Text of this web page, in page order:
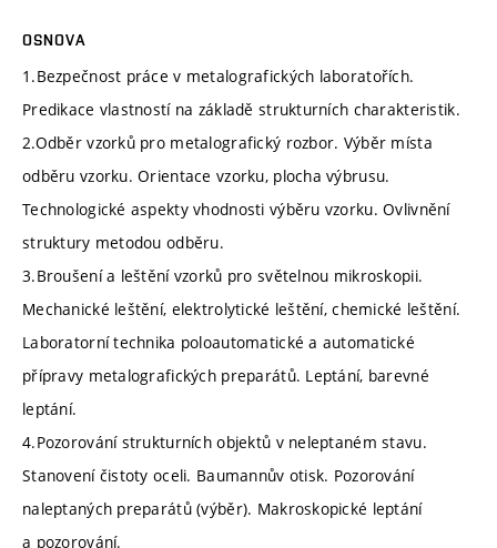
OSNOVA
1.Bezpečnost práce v metalografických laboratořích.
Predikace vlastností na základě strukturních charakteristik.
2.Odběr vzorků pro metalografický rozbor. Výběr místa
odběru vzorku. Orientace vzorku, plocha výbrusu.
Technologické aspekty vhodnosti výběru vzorku. Ovlivnění
struktury metodou odběru.
3.Broušení a leštění vzorků pro světelnou mikroskopii.
Mechanické leštění, elektrolytické leštění, chemické leštění.
Laboratorní technika poloautomatické a automatické
přípravy metalografických preparátů. Leptání, barevné
leptání.
4.Pozorování strukturních objektů v neleptaném stavu.
Stanovení čistoty oceli. Baumannův otisk. Pozorování
naleptaných preparátů (výběr). Makroskopické leptání
a pozorování.